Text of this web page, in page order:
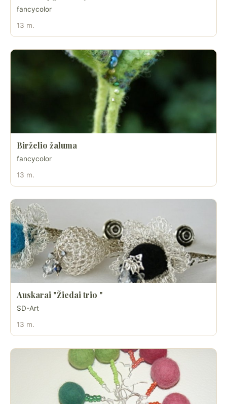
fancycolor
13 m.
Birželio žaluma
fancycolor
13 m.
Auskarai "Žiedai trio "
SD-Art
13 m.